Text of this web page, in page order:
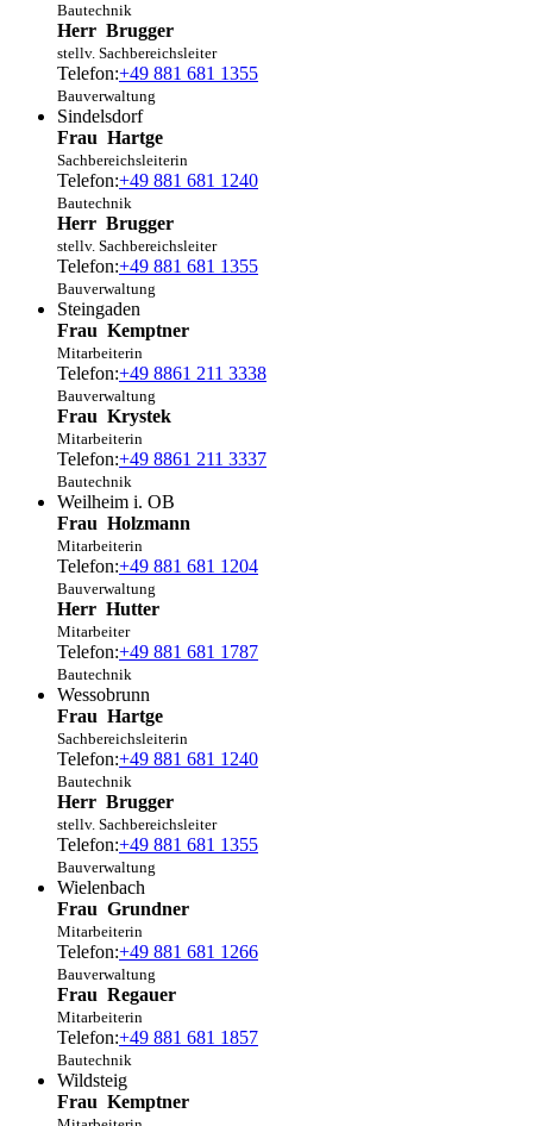
Bautechnik
Herr Brugger
stellv. Sachbereichsleiter
Telefon:+49 881 681 1355
Bauverwaltung
Sindelsdorf
Frau Hartge
Sachbereichsleiterin
Telefon:+49 881 681 1240
Bautechnik
Herr Brugger
stellv. Sachbereichsleiter
Telefon:+49 881 681 1355
Bauverwaltung
Steingaden
Frau Kemptner
Mitarbeiterin
Telefon:+49 8861 211 3338
Bauverwaltung
Frau Krystek
Mitarbeiterin
Telefon:+49 8861 211 3337
Bautechnik
Weilheim i. OB
Frau Holzmann
Mitarbeiterin
Telefon:+49 881 681 1204
Bauverwaltung
Herr Hutter
Mitarbeiter
Telefon:+49 881 681 1787
Bautechnik
Wessobrunn
Frau Hartge
Sachbereichsleiterin
Telefon:+49 881 681 1240
Bautechnik
Herr Brugger
stellv. Sachbereichsleiter
Telefon:+49 881 681 1355
Bauverwaltung
Wielenbach
Frau Grundner
Mitarbeiterin
Telefon:+49 881 681 1266
Bauverwaltung
Frau Regauer
Mitarbeiterin
Telefon:+49 881 681 1857
Bautechnik
Wildsteig
Frau Kemptner